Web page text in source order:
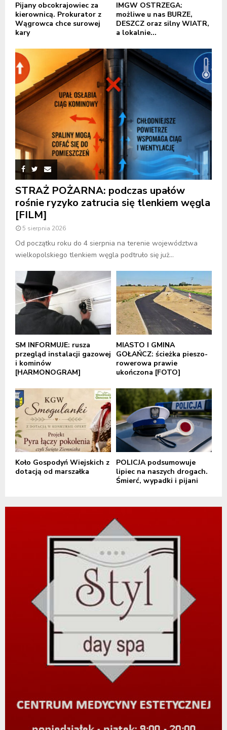
Pijany obcokrajowiec za
kierownicą. Prokurator z
Wągrowca chce surowej
kary
IMGW OSTRZEGA:
możliwe u nas BURZE,
DESZCZ oraz silny WIATR,
a lokalnie...
STRAŻ POŻARNA: podczas upałów
rośnie ryzyko zatrucia się tlenkiem węgla
[FILM]
5 sierpnia 2026
Od początku roku do 4 sierpnia na terenie województwa
wielkopolskiego tlenkiem węgla podtruło się już...
SM INFORMUJE: rusza
przegląd instalacji gazowej
i kominów
[HARMONOGRAM]
MIASTO I GMINA
GOŁAŃCZ: ścieżka pieszo-
rowerowa prawie
ukończona [FOTO]
Koło Gospodyń Wiejskich z
dotacją od marszałka
POLICJA podsumowuje
lipiec na naszych drogach.
Śmierć, wypadki i pijani